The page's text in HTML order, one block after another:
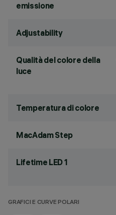
emissione
Adjustability
Qualità del colore della
luce
Temperatura di colore
MacAdam Step
Lifetime LED 1
GRAFICI E CURVE POLARI